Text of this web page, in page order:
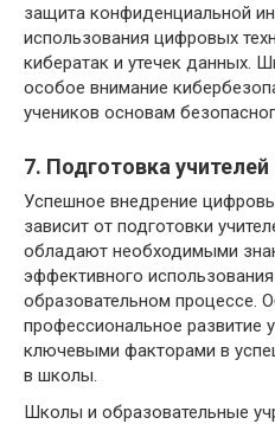
защита конфиденциальной
использования цифровых
кибератак и утечек данных.
особое внимание
учеников основам
7. Подготовка учителей
Успешное внедрение
зависит от подготовки
обладают необходимыми
эффективного
образовательном процессе.
профессиональное развитие
ключевыми факторами в
в школы.
Школы и образовательные